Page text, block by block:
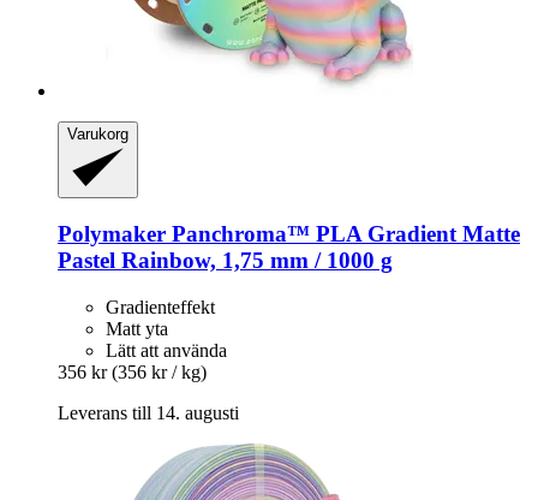
Varukorg
Polymaker Panchroma™ PLA Gradient Matte
Pastel Rainbow, 1,75 mm / 1000 g
Gradienteffekt
Matt yta
Lätt att använda
356 kr (356 kr / kg)
Leverans till 14. augusti